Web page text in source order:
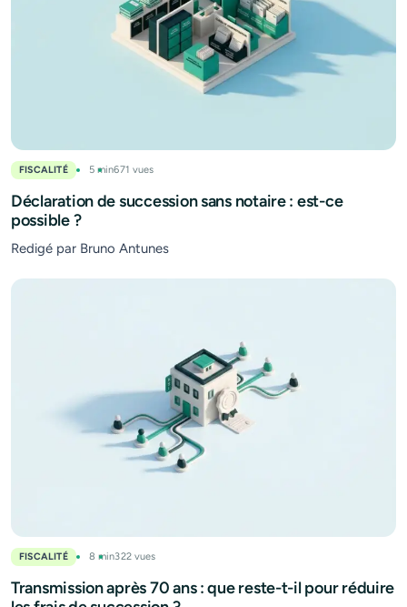
FISCALITÉ 5 min671 vues
Déclaration de succession sans notaire : est-ce
possible ?
Redigé par Bruno Antunes
FISCALITÉ 8 min322 vues
Transmission après 70 ans : que reste-t-il pour réduire
les frais de succession ?